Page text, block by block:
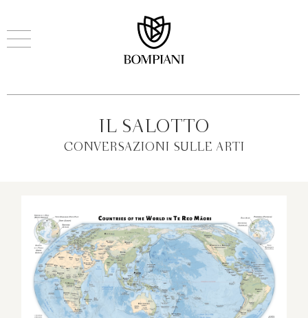
IL SALOTTO
CONVERSAZIONI SULLE ARTI